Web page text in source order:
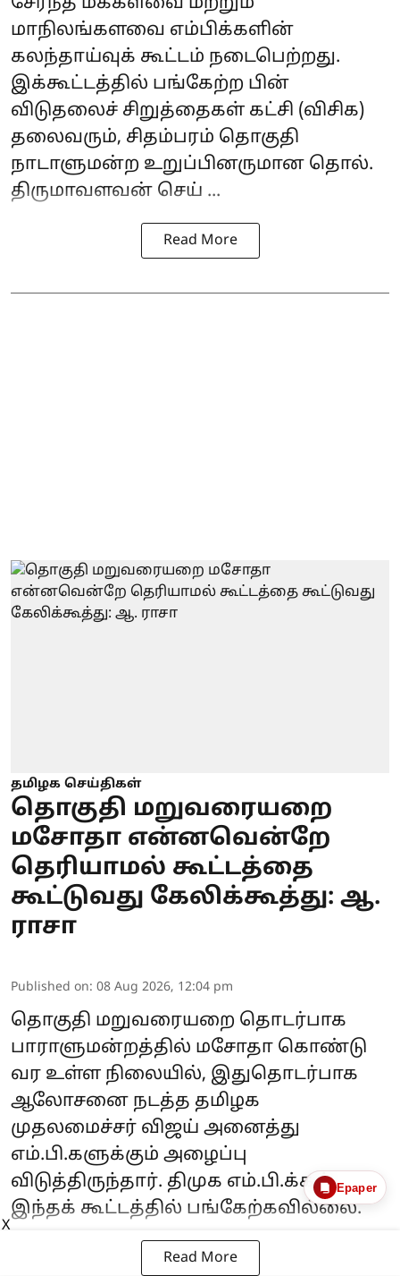
மாநிலங்களவை எம்பிக்களின்
கலந்தாய்வுக் கூட்டம் நடைபெற்றது.
இக்கூட்டத்தில் பங்கேற்ற பின்
விடுதலைச் சிறுத்தைகள் கட்சி (விசிக)
தலைவரும், சிதம்பரம் தொகுதி
நாடாளுமன்ற உறுப்பினருமான தொல்.
திருமாவளவன் செய் ...
Read More
தமிழக செய்திகள்
தொகுதி மறுவரையறை
மசோதா என்னவென்றே
தெரியாமல் கூட்டத்தை
கூட்டுவது கேலிக்கூத்து: ஆ.
ராசா
Published on: 08 Aug 2026, 12:04 pm
தொகுதி மறுவரையறை தொடர்பாக
பாராளுமன்றத்தில் மசோதா கொண்டு
வர உள்ள நிலையில், இதுதொடர்பாக
ஆலோசனை நடத்த தமிழக
முதலமைச்சர் விஜய் அனைத்து
எம்.பி.களுக்கும் அழைப்பு
விடுத்திருந்தார். திமுக எம்.பி.க்கள்
இந்தக் கூட்டத்தில் பங்கேற்கவில்லை.
Read More
Epaper
X